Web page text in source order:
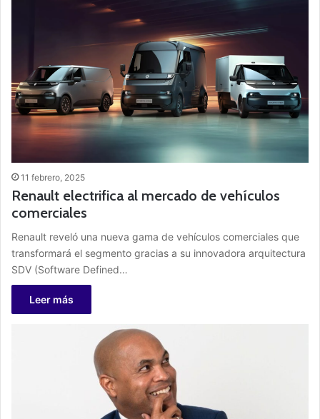
11 febrero, 2025
Renault electrifica al mercado de vehículos
comerciales
Renault reveló una nueva gama de vehículos comerciales que
transformará el segmento gracias a su innovadora arquitectura
SDV (Software Defined…
Leer más